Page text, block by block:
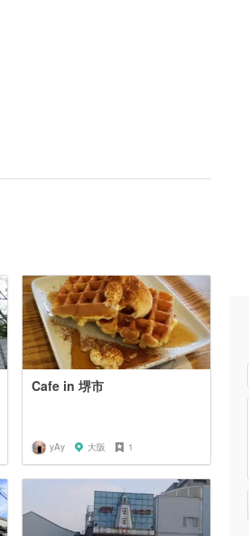
Cafe in 堺市
yAy 大阪 1